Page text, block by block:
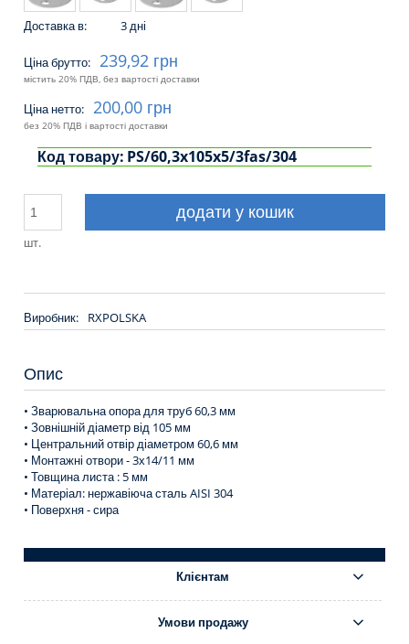
Доставка в: 3 дні
Ціна брутто: 239,92 грн
містить 20% ПДВ, без вартості доставки
Ціна нетто: 200,00 грн
без 20% ПДВ і вартості доставки
Код товару: PS/60,3x105x5/3fas/304
шт.
додати у кошик
Виробник: RXPOLSKA
Опис
• Зварювальна опора для труб 60,3 мм
• Зовнішній діаметр від 105 мм
• Центральний отвір діаметром 60,6 мм
• Монтажні отвори - 3х14/11 мм
• Товщина листа : 5 мм
• Матеріал: нержавіюча сталь AISI 304
• Поверхня - сира
Клієнтам
Умови продажу